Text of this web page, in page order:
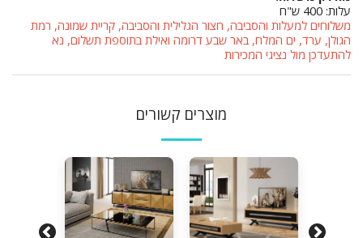
עלות: 400 ש"ח
משלוחים למעלות והסביבה, חצור הגלילית והסביבה, קריית שמונה, רמת
הגולן, ערד, ים המלח, באר שבע דרומה ואילת בתוספת תשלום, נא
להתעדכן מול נציגי המכירות
מוצרים קשורים